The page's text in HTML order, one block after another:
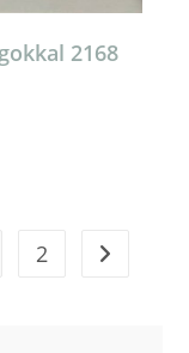
2168
2